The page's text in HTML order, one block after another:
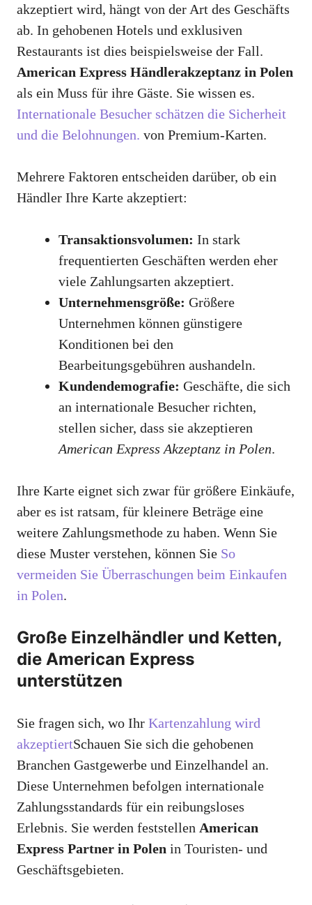
akzeptiert wird, hängt von der Art des Geschäfts
ab. In gehobenen Hotels und exklusiven
Restaurants ist dies beispielsweise der Fall.
American Express Händlerakzeptanz in Polen
als ein Muss für ihre Gäste. Sie wissen es.
Internationale Besucher schätzen die Sicherheit
und die Belohnungen. von Premium-Karten.
Mehrere Faktoren entscheiden darüber, ob ein
Händler Ihre Karte akzeptiert:
Transaktionsvolumen: In stark
frequentierten Geschäften werden eher
viele Zahlungsarten akzeptiert.
Unternehmensgröße: Größere
Unternehmen können günstigere
Konditionen bei den
Bearbeitungsgebühren aushandeln.
Kundendemografie: Geschäfte, die sich
an internationale Besucher richten,
stellen sicher, dass sie akzeptieren
American Express Akzeptanz in Polen.
Ihre Karte eignet sich zwar für größere Einkäufe,
aber es ist ratsam, für kleinere Beträge eine
weitere Zahlungsmethode zu haben. Wenn Sie
diese Muster verstehen, können Sie So
vermeiden Sie Überraschungen beim Einkaufen
in Polen.
Große Einzelhändler und Ketten,
die American Express
unterstützen
Sie fragen sich, wo Ihr Kartenzahlung wird
akzeptiertSchauen Sie sich die gehobenen
Branchen Gastgewerbe und Einzelhandel an.
Diese Unternehmen befolgen internationale
Zahlungsstandards für ein reibungsloses
Erlebnis. Sie werden feststellen American
Express Partner in Polen in Touristen- und
Geschäftsgebieten.